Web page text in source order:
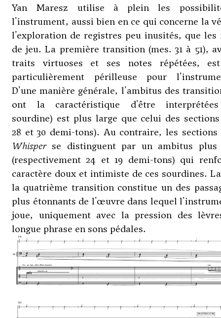
Yan Maresz utilise à plein les
l'instrument, aussi bien en ce qui concerne la
l'exploration de registres peu inusités, que les
de jeu. La première transition (mes. 31 à 51),
traits virtuoses et ses notes répétées,
particulièrement périlleuse pour
D'une manière générale, l'ambitus des
ont la caractéristique d'être
sourdine) est plus large que celui des
28 et 30 demi-tons). Au contraire, les sections
Whisperse distinguent par un ambitus plus
(respectivement 24 et 19 demi-tons) qui
caractère doux et intimiste de ces sourdines.
la quatrième transition constitue un des
plus étonnants de l'œuvre dans lequel
joue, uniquement avec la pression des
longue phrase en sons pédales.